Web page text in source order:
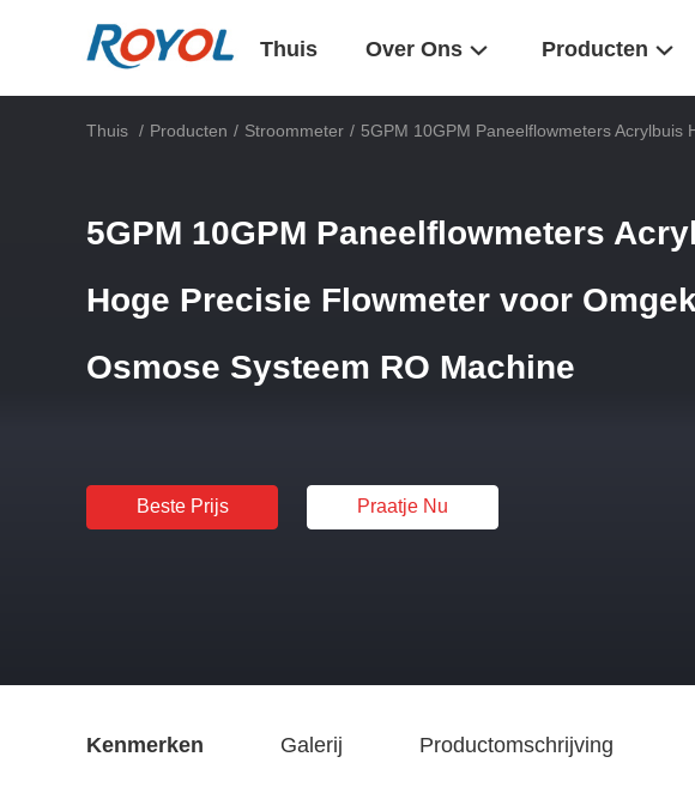
Thuis Over Ons Producten
Thuis / Producten / Stroommeter / 5GPM 10GPM Paneelflowmeters
5GPM 10GPM Paneelflowmeters
Hoge Precisie Flowmeter voor
Osmose Systeem RO Machine
Beste Prijs Praatje Nu
Kenmerken Galerij Productomschrijving